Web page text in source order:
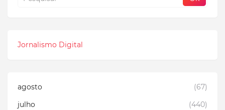
Jornalismo Digital
agosto
(67)
julho
(440)